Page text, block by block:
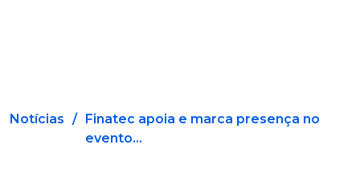
Notícias / Finatec apoia e marca presença no
evento...